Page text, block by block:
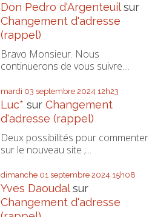
Don Pedro d‘Argenteuilsur
Changement d'adresse
(rappel)
Bravo Monsieur. Nous
continuerons de vous suivre....
mardi 03 septembre 2024 12h23
Luc* sur Changement
d'adresse (rappel)
Deux possibilités pour commenter
sur le nouveau site ;...
dimanche 01 septembre 2024 15h08
Yves Daoudalsur
Changement d'adresse